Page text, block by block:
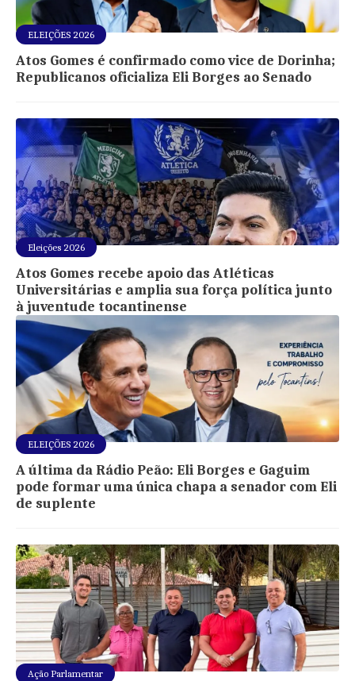
ELEIÇÕES 2026
Atos Gomes é confirmado como vice de Dorinha;
Republicanos oficializa Eli Borges ao Senado
Eleições 2026
Atos Gomes recebe apoio das Atléticas
Universitárias e amplia sua força política junto
à juventude tocantinense
ELEIÇÕES 2026
A última da Rádio Peão: Eli Borges e Gaguim
pode formar uma única chapa a senador com Eli
de suplente
Ação Parlamentar